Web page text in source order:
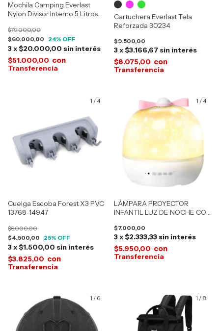
Mochila Camping Everlast
Nylon Divisor Interno 5 Litros
$60.000,00
$79.000,00
24% OFF
3x$20.000,00 sin interés
$51.000,00 con
Cartuchera Everlast Tela
Reforzada 30234
$9.500,00
3x$3.166,67 sin interés
$8.075,00 con
1 /4
Cuelga Escoba Forest X3 PVC
13768-14947
$4.500,00
$6.000,00
25% OFF
3x$1.500,00 sin interés
$3.825,00 con
1 /4
LÁMPARA PROYECTOR
INFANTIL LUZ DE NOCHE CON
$7.000,00
3x$2.333,33 sin interés
$5.950,00 con
1 / 6 1 / 8